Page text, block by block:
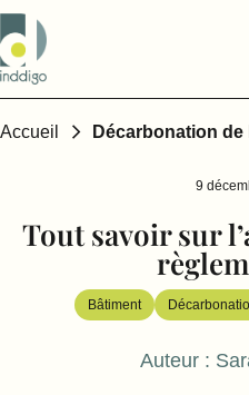
Accueil Décarbonation
9
Tout savoir sur
Bâtiment
Auteur :